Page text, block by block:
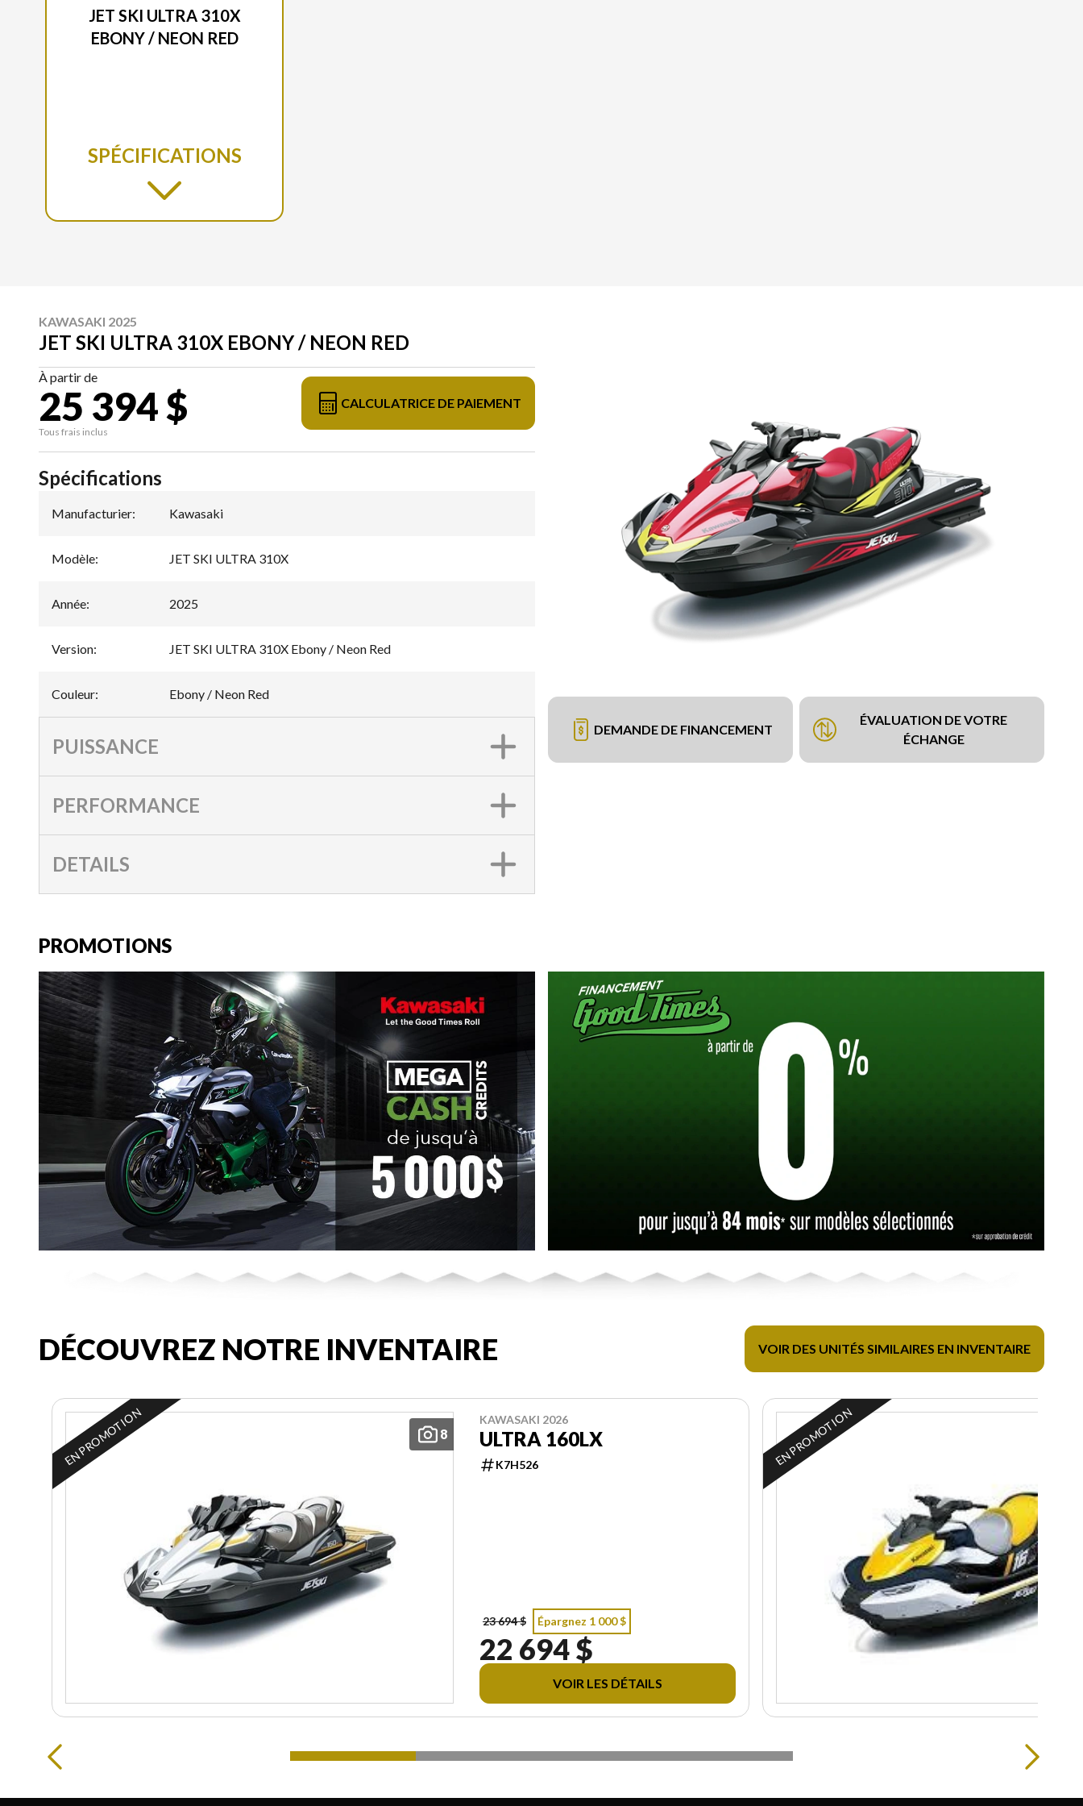
JET SKI ULTRA 310X
EBONY / NEON RED
SPÉCIFICATIONS
KAWASAKI 2025
JET SKI ULTRA 310X EBONY / NEON RED
À partir de
25 394 $
Tous frais inclus
CALCULATRICE DE PAIEMENT
DEMANDE DE FINANCEMENT
ÉVALUATION DE VOTRE
ÉCHANGE
Spécifications
Manufacturier: Kawasaki
Modèle: JET SKI ULTRA 310X
Année: 2025
Version: JET SKI ULTRA 310X Ebony / Neon Red
Couleur: Ebony / Neon Red
PUISSANCE
PERFORMANCE
DETAILS
PROMOTIONS
DÉCOUVREZ NOTRE INVENTAIRE VOIR DES UNITÉS SIMILAIRES EN INVENTAIRE
8
EN PROMOTION KAWASAKI 2026
ULTRA 160LX
K7H526
23 694 $ Épargnez 1 000 $
22 694 $
VOIR LES DÉTAILS
EN PROMOTION